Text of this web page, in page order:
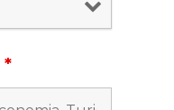
*